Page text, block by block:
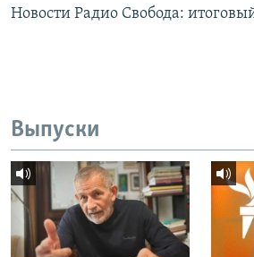
Новости Радио Свобода:
Выпуски